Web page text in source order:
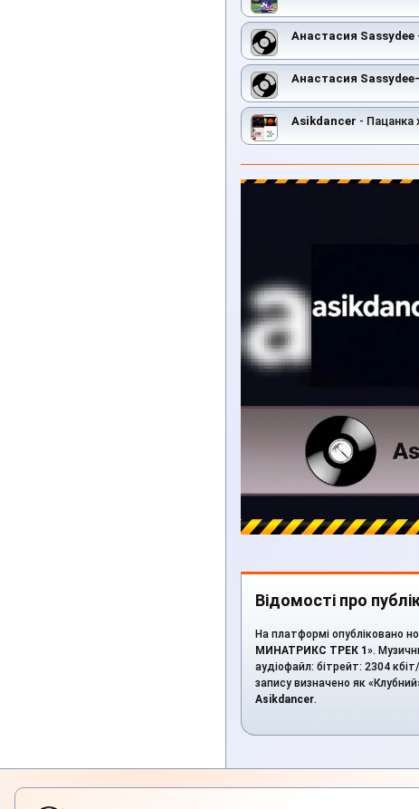
Анастасия Sassydee
Анастасия Sassydee-
Asikdancer - Пацанка
Відомості про
На платформі опубліковано
МИНАТРИКС ТРЕК 1».
аудіофайл: бітрейт: 2304
запису визначено як
Asikdancer.